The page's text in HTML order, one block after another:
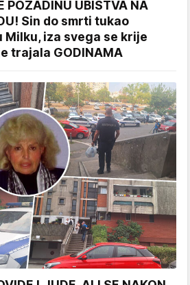
POZADINU UBISTVA NA
Sin do smrti tukao
iza svega se krije
trajala GODINAMA